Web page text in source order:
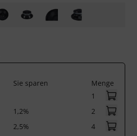
Sie sparen
Menge
1
1,2%
2
2,5% 4